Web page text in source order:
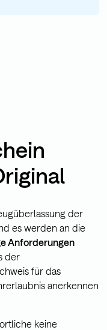
der
es werden an die
Anforderungen
der
für das
anerkennen
keine